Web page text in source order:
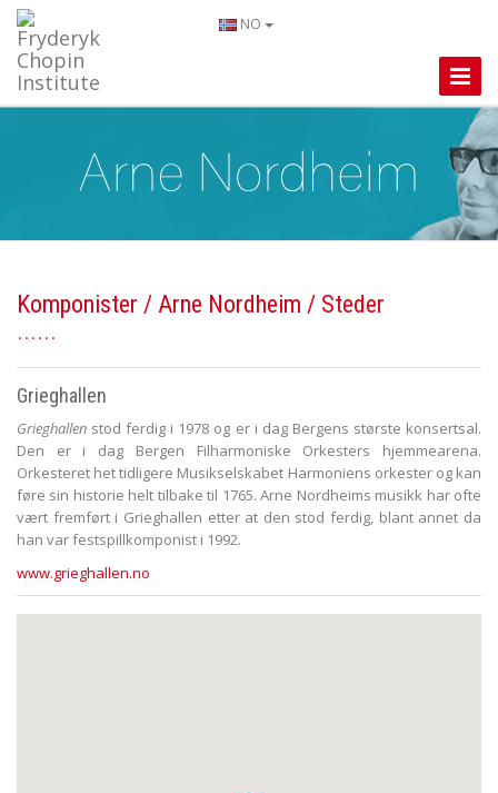
NO
Toggle
Komponister / Arne Nordheim / Steder
Grieghallen
Grieghallen stod ferdig i 1978 og er i dag Bergens største konsertsal.
Den er i dag Bergen Filharmoniske Orkesters hjemmearena.
Orkesteret het tidligere Musikselskabet Harmoniens orkester og kan
føre sin historie helt tilbake til 1765. Arne Nordheims musikk har ofte
vært fremført i Grieghallen etter at den stod ferdig, blant annet da
han var festspillkomponist i 1992.
www.grieghallen.no